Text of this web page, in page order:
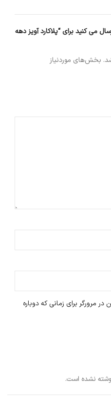
نشده است.
می کنید برای “پلاکارد آویز دهه
بخش‌های موردنیاز
مرورگر برای زمانی که دوباره